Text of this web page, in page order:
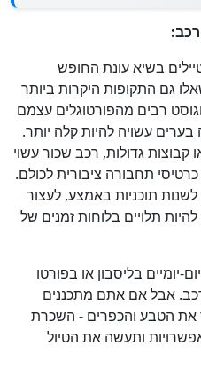
בשיא עונת החופש
גם התקופות היקרות ביותר
רבים מהפורטוגלים עצמם
עשויה להיות קלה יותר.
גדולות, רכב שכור עשוי
תחבורה ציבורית לכולם.
תוכניות באמצע, לעצור
תלויים בלוחות זמנים של
יומיים בליסבון או בפורטו
אבל אם אתם מתכננים
את הטבע והכפרים - השכרת
ותעשה את הטיול